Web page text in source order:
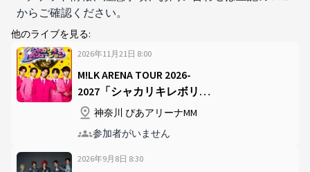
からご確認ください。
他のライブを見る:
2026年11月21日 8:00
M!LK ARENA TOUR 2026-
2027「シャカリキレボリュ
ーション」 @ぴあアリーナ
神奈川 ぴあアリーナMM
参加者がいません
2026年9月8日 8:30